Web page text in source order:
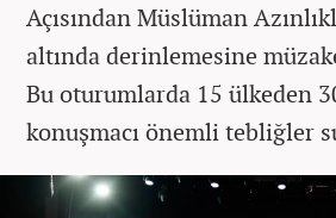
Açısından Müslüman
altında derinlemesine
Bu oturumlarda 15 ülkeden
konuşmacı önemli tebliğler